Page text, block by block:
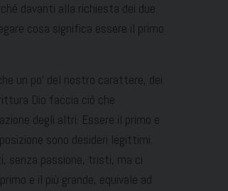
davanti alla richiesta dei due
cosa significa essere il primo
un po’ del nostro carattere, dei
Dio faccia ciò che
degli altri. Essere il primo e
sono desideri legittimi.
senza passione, tristi, ma ci
e il più grande, equivale ad